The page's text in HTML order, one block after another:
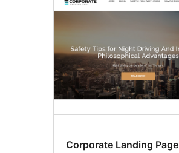
Corporate Landing Page